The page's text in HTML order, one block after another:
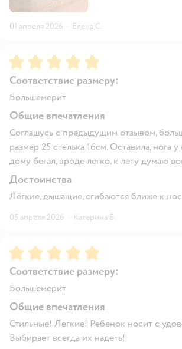
01 апреля 2026 · Елена С.
Рейтинг:5
Соответствие размеру:
Большемерит
Общие впечатления
Соглашусь с предыдущим отзывом,
размер 25 стелька 16см. Оставила, нога
дому бегал, вроде легко, к лету думаю
Достоинства
Лёгкие, дышащие, сгибаются ближе к
05 апреля 2026 · Катерина Б.
Рейтинг:5
Соответствие размеру:
Большемерит
Общие впечатления
Стильные! Легкие! Ребенок носит с
Выбирает всегда их надеть!